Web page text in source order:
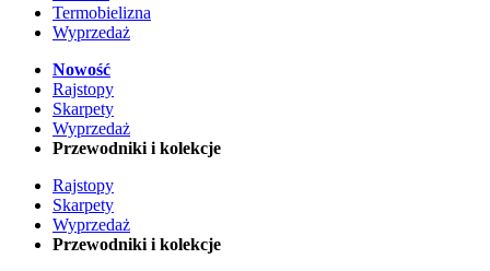
Termobielizna
Wyprzedaż
Nowość
Rajstopy
Skarpety
Wyprzedaż
Przewodniki i kolekcje
Rajstopy
Skarpety
Wyprzedaż
Przewodniki i kolekcje